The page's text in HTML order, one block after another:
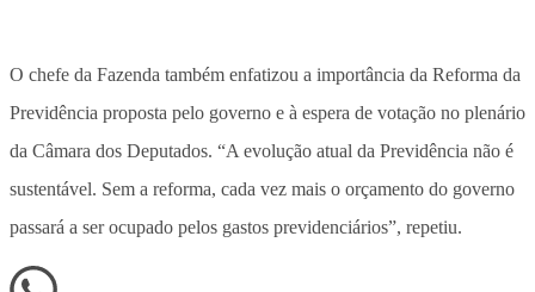
O chefe da Fazenda também enfatizou a importância da Reforma da
Previdência proposta pelo governo e à espera de votação no plenário
da Câmara dos Deputados. “A evolução atual da Previdência não é
sustentável. Sem a reforma, cada vez mais o orçamento do governo
passará a ser ocupado pelos gastos previdenciários”, repetiu.